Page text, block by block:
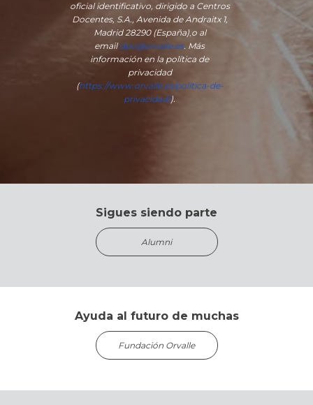
oficial identificativo, dirigido a Centros
Docentes, S.A., Avenida de Andraitx 1,
Madrid 28290 (España),o al
emaildpo@orvalle.es. Más
información en la política de
privacidad
(https://www.orvalle.es/politica-de-
privacidad/).
Sigues siendo parte
Alumni
Ayuda al futuro de muchas
Fundación Orvalle